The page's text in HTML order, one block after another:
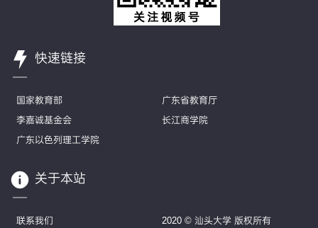
快速链接
国家教育部
广东省教育厅
李嘉诚基金会
长江商学院
广东以色列理工学院
关于本站
联系我们
2020 © 汕头大学 版权所有